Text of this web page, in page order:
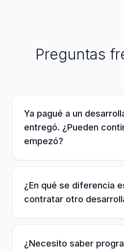
Preguntas
Ya pagué a un
entregó. ¿Pueden
empezó?
¿En qué se diferencia
contratar otro
¿Necesito saber